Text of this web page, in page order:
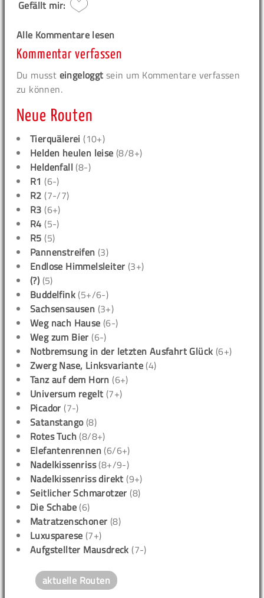
Gefällt mir:
Alle Kommentare lesen
Kommentar verfassen
Du musst eingeloggt sein um Kommentare verfassen
zu können.
Neue Routen
Tierquälerei (10+)
Helden heulen leise (8/8+)
Heldenfall (8-)
R1 (6-)
R2 (7-/7)
R3 (6+)
R4 (5-)
R5 (5)
Pannenstreifen (3)
Endlose Himmelsleiter (3+)
(?) (5)
Buddelfink (5+/6-)
Sachsensausen (3+)
Weg nach Hause (6-)
Weg zum Bier (6-)
Notbremsung in der letzten Ausfahrt Glück (6+)
Zwerg Nase, Linksvariante (4)
Tanz auf dem Horn (6+)
Universum regelt (7+)
Picador (7-)
Satanstango(8)
Rotes Tuch (8/8+)
Elefantenrennen (6/6+)
Nadelkissenriss(8+/9-)
Nadelkissenriss direkt (9+)
Seitlicher Schmarotzer (8)
Die Schabe (6)
Matratzenschoner (8)
Luxusparese (7+)
Aufgstellter Mausdreck (7-)
aktuelle Routen